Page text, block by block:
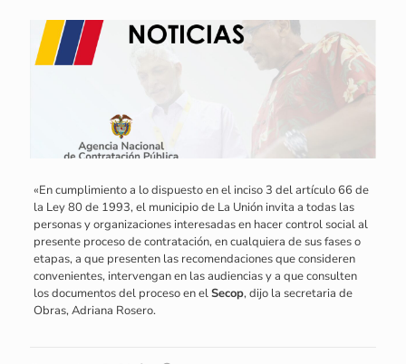
«En cumplimiento a lo dispuesto en el inciso 3 del artículo 66 de
la Ley 80 de 1993, el municipio de La Unión invita a todas las
personas y organizaciones interesadas en hacer control social al
presente proceso de contratación, en cualquiera de sus fases o
etapas, a que presenten las recomendaciones que consideren
convenientes, intervengan en las audiencias y a que consulten
los documentos del proceso en elSecop, dijo la secretaria de
Obras, Adriana Rosero.